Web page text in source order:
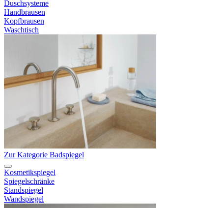
Duschsysteme
Handbrausen
Kopfbrausen
Waschtisch
Zur Kategorie Badspiegel
Kosmetikspiegel
Spiegelschränke
Standspiegel
Wandspiegel